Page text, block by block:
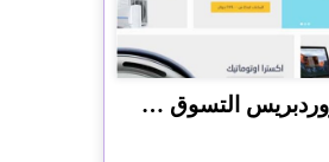
قالب ووردبريس التسوق الذكي